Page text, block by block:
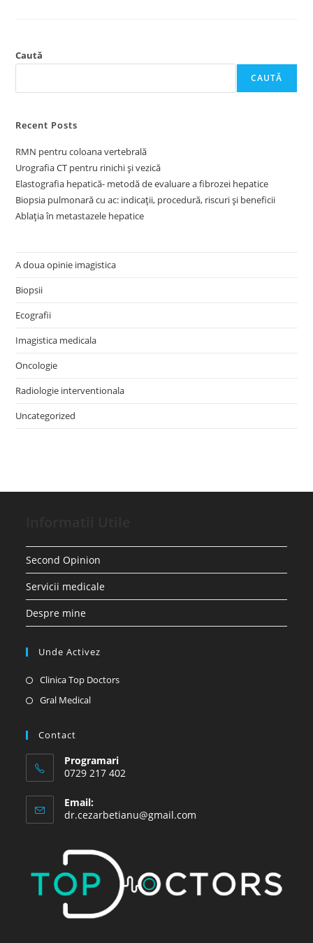
Caută
CAUTĂ
Recent Posts
RMN pentru coloana vertebrală
Urografia CT pentru rinichi și vezică
Elastografia hepatică- metodă de evaluare a fibrozei hepatice
Biopsia pulmonară cu ac: indicații, procedură, riscuri și beneficii
Ablația în metastazele hepatice
A doua opinie imagistica
Biopsii
Ecografii
Imagistica medicala
Oncologie
Radiologie interventionala
Uncategorized
Second Opinion
Servicii medicale
Despre mine
Unde Activez
Clinica Top DoctorsOpens
Gral MedicalOpens
tab
Contact
Programari
0729 217 402
Email:
dr.cezarbetianu@gmail.com